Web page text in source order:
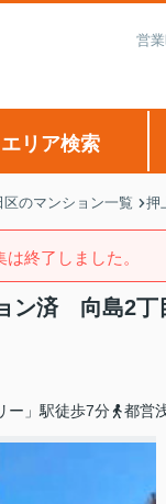
営
エリア検索
区のマンション一覧 押
終了しました。
ン済 向島2丁
ー」駅徒歩7分 都営